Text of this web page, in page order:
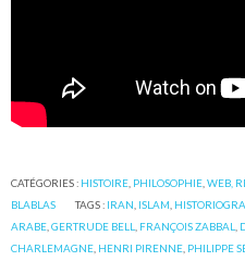
CATÉGORIES : HISTOIRE PHILOSOPHIE ,WEB,
BLABLAS
TAGS : IRAN ISLAM
ARABE ,GERTRUDE BELL FRANÇOIS ZABBAL
CHARLEMAGNE HENRI PIRENNE PHILIPPE